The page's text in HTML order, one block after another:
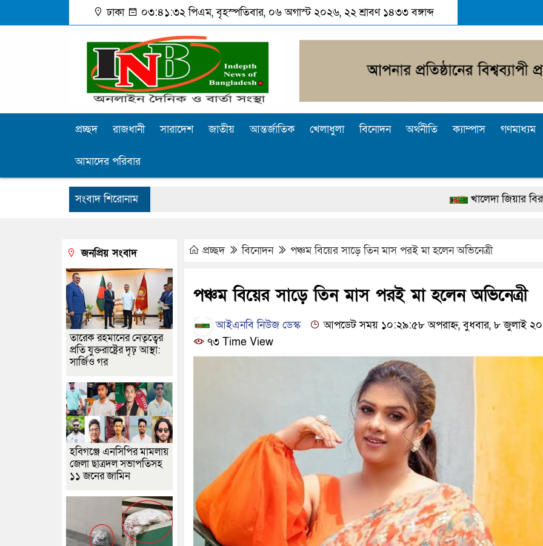
ঢাকা ০৩:৪১:৩৩ পিএম, বৃহস্পতিবার, ০৬ অগাস্ট ২০২৬, ২২ শ্রাবণ ১৪৩৩ বঙ্গাব্দ
প্রচ্ছদ রাজধানী সারাদেশ জাতীয় আন্তর্জাতিক খেলাধুলা বিনোদন অর্থনীতি ক্যাম্পাস গণমাধ্যম
আমাদের পরিবার
সংবাদ শিরোনাম খালেদা জিয়ার বিরুদ্ধে
পুলিশ কোনো দলের বা গোষ্ঠীর
ঢাকার চারপাশে সচল হবে
আদালতকে বলতে চাইলাম
প্রচ্ছদ বিনোদন পঞ্চম বিয়ের সাড়ে তিন মাস পরই মা হলেন অভিনেত্রী
পঞ্চম বিয়ের সাড়ে তিন মাস পরই মা হলেন অভিনেত্রী
আইএনবি নিউজ ডেস্ক
আপডেট সময় ১০:২৯:৫৮ অপরাহ্ন, বুধবার, ৮ জুলাই
৭৩ Time View
জনপ্রিয় সংবাদ
তারেক রহমানের নেতৃত্বের
প্রতি যুক্তরাষ্ট্রের দৃঢ় আস্থা:
সার্জিও গর
হবিগঞ্জে এনসিপির মামলায়
জেলা ছাত্রদল সভাপতিসহ
১১ জনের জামিন